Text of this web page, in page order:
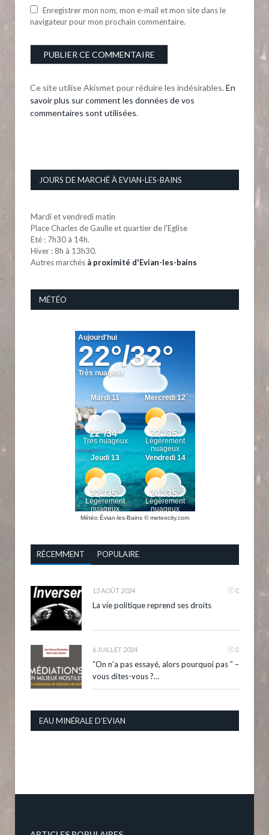
Enregistrer mon nom, mon e-mail et mon site dans le
navigateur pour mon prochain commentaire.
Ce site utilise Akismet pour réduire les indésirables. En
savoir plus sur comment les données de vos
commentaires sont utilisées.
JOURS DE MARCHÉ À EVIAN-LES-BAINS
Mardi et vendredi matin
Place Charles de Gaulle et quartier de l'Eglise
Eté : 7h30 à 14h.
Hiver : 8h à 13h30.
Autres marchés à proximité d'Evian-les-bains
MÉTÉO
Météo Évian-les-Bains © meteocity.com
RÉCEMMENT POPULAIRE
13 AOÛT 2024 0
La vie politique reprend ses droits
6 JUILLET 2024 0
“On n’a pas essayé, alors pourquoi pas ” –
vous dites-vous ?…
EAU MINÉRALE D’EVIAN